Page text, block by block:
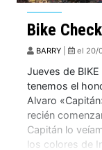
Bike
BARRY el 20/
Jueves de
tenemos el
Alvaro
recién
Capitán lo
los colores de